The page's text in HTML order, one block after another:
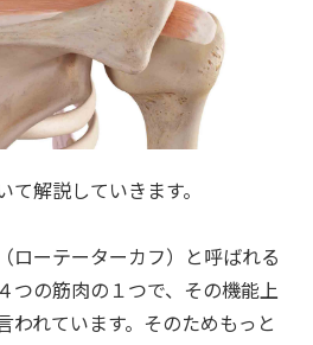
解説していきます。
ローテーターカフ）と呼ばれる
つの筋肉の１つで、その機能上
われています。そのためもっと